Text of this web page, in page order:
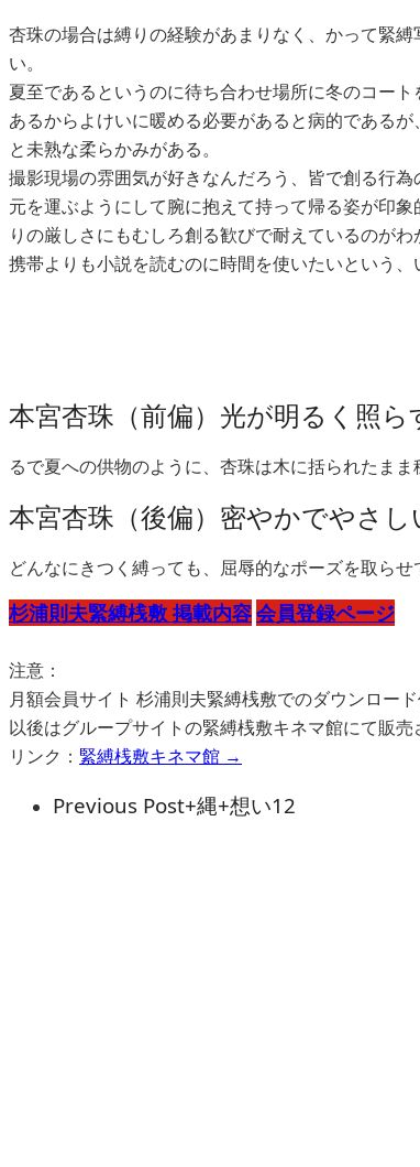
杏珠の場合は縛りの経験があまりなく、かって緊
い。
夏至であるというのに待ち合わせ場所に冬のコー
あるからよけいに暖める必要があると病的である
と未熟な柔らかみがある。
撮影現場の雰囲気が好きなんだろう、皆で創る行
元を運ぶようにして腕に抱えて持って帰る姿が印
りの厳しさにもむしろ創る歓びで耐えているのがわ
携帯よりも小説を読むのに時間を使いたいという
本宮杏珠（前偏）光が明るく照
るで夏への供物のように、杏珠は木に括られたま
本宮杏珠（後偏）密やかでやさ
どんなにきつく縛っても、屈辱的なポーズを取ら
杉浦則夫緊縛桟敷 掲載内容会員登録ページ
注意：
月額会員サイト 杉浦則夫緊縛桟敷でのダウンロー
以後はグループサイトの緊縛桟敷キネマ館にて販売
リンク： 緊縛桟敷キネマ館 →
Previous Post+縄+想い12